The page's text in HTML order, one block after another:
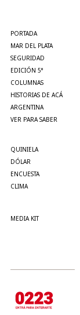
PORTADA
MAR DEL PLATA
SEGURIDAD
EDICIÓN 5°
COLUMNAS
HISTORIAS DE ACÁ
ARGENTINA
VER PARA SABER
QUINIELA
DÓLAR
ENCUESTA
CLIMA
MEDIA KIT